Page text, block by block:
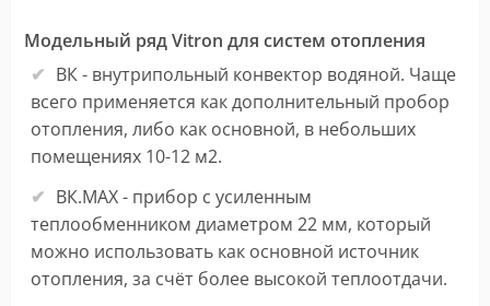
Модельный ряд Vitron для систем отопления
ВК - внутрипольный конвектор водяной. Чаще
всего применяется как дополнительный пробор
отопления, либо как основной, в небольших
помещениях 10-12 м2.
ВК.МАХ - прибор с усиленным
теплообменником диаметром 22 мм, который
можно использовать как основной источник
отопления, за счёт более высокой теплоотдачи.